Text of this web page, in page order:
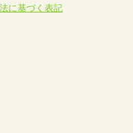
に基づく表記